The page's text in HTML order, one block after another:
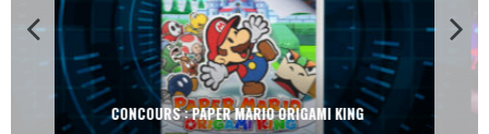
CONCOURS : DREAMS SUR PS4